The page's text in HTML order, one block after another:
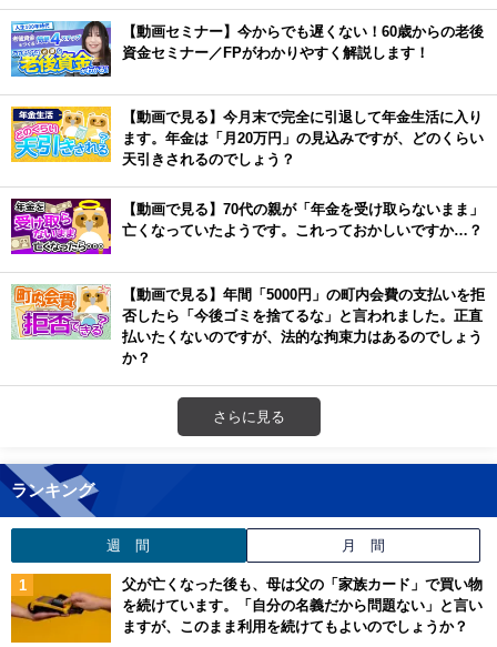
【動画セミナー】今からでも遅くない！60歳からの老後
資金セミナー／FPがわかりやすく解説します！
【動画で見る】今月末で完全に引退して年金生活に入り
ます。年金は「月20万円」の見込みですが、どのくらい
天引きされるのでしょう？
【動画で見る】70代の親が「年金を受け取らないまま」
亡くなっていたようです。これっておかしいですか…？
【動画で見る】年間「5000円」の町内会費の支払いを拒
否したら「今後ゴミを捨てるな」と言われました。正直
払いたくないのですが、法的な拘束力はあるのでしょう
か？
さらに見る
ランキング
週 間 月 間
父が亡くなった後も、母は父の「家族カード」で買い物
を続けています。「自分の名義だから問題ない」と言い
ますが、このまま利用を続けてもよいのでしょうか？